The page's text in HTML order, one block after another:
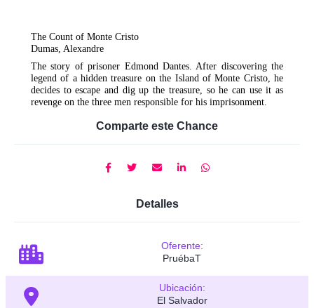
The Count of Monte Cristo
Dumas, Alexandre
The story of prisoner Edmond Dantes. After discovering the
legend of a hidden treasure on the Island of Monte Cristo, he
decides to escape and dig up the treasure, so he can use it as
revenge on the three men responsible for his imprisonment.
Comparte este Chance
Detalles
Oferente:
PruébaT
Ubicación:
El Salvador